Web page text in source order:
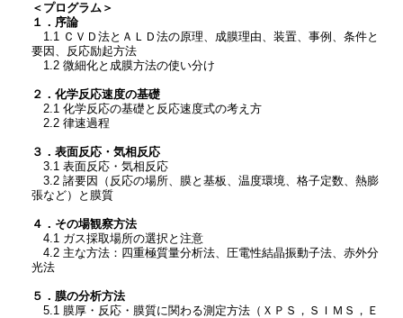
＜プログラム＞
１．序論
1.1 ＣＶＤ法とＡＬＤ法の原理、成膜理由、装置、事例、条件と
要因、反応励起方法
1.2 微細化と成膜方法の使い分け
２．化学反応速度の基礎
2.1 化学反応の基礎と反応速度式の考え方
2.2 律速過程
３．表面反応・気相反応
3.1 表面反応・気相反応
3.2 諸要因（反応の場所、膜と基板、温度環境、格子定数、熱膨
張など）と膜質
４．その場観察方法
4.1 ガス採取場所の選択と注意
4.2 主な方法：四重極質量分析法、圧電性結晶振動子法、赤外分
光法
５．膜の分析方法
5.1 膜厚・反応・膜質に関わる測定方法（ＸＰＳ，ＳＩＭＳ，Ｅ